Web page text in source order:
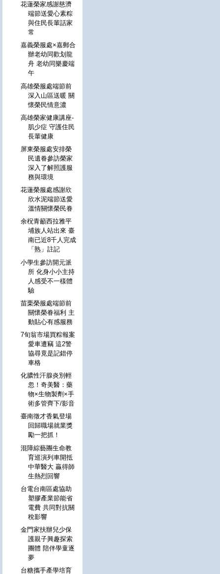
花蓮榮家感謝慈濟
端節送愛心素粽
與住民長輩話家
常
嘉義榮服處×嘉郵合
辦老幼同歡划龍
舟 老幼同樂慶端
午
高雄榮服處端節前
深入山區送暖 關
懷榮民情意濃
高雄榮家健康講座-
肌少症 守護住民
長輩健康
屏東榮服處安排榮
民遺眷參訪榮家
深入了解照護服
務與環境
花蓮榮服處感謝欣
欣水泥端節送愛
溫情關懷榮民眷
余柷青籲西拉雅平
埔族人站出來 臺
南已近8千人完成
「熟」註記
小學生參訪開元派
所 化身小小主持
人感受不一樣體
驗
苗栗榮服處端節前
關懷榮眷福利 主
動貼心有感服務
7旬翁市場買粽報案
愛車遭竊 這2警
協尋竟是記錯停
車格
化膿性汗腺炎別輕
忽！奇美醫：藥
物×生物製劑×手
術多管齊下/影音
臺南徵才香氣登場
回歸職場就業獎
勵一把抓！
混障綜藝團生命教
育巡演列車開抵
中華醫大 贏得師
生熱烈回響
台電台南區處協助
塑膠產業節能省
電費 共同對抗關
稅影響
金門家扶辦兒少保
護親子興趣探索
團體 陪伴學童逐
夢
台糖攜手產學培育